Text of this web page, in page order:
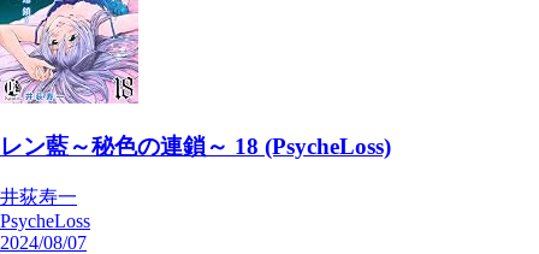
レン藍～秘色の連鎖～ 18 (PsycheLoss)
井荻寿一
PsycheLoss
2024/08/07